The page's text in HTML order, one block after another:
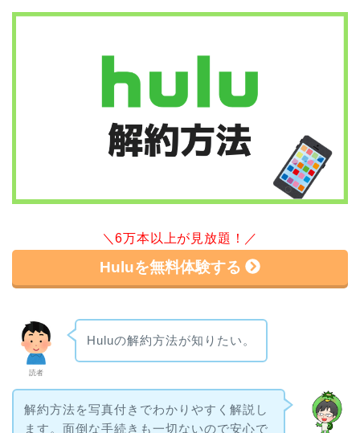
＼6万本以上が見放題！／
Huluを無料体験する
読者
Huluの解約方法が知りたい。
解約方法を写真付きでわかりやすく解説し
ます。面倒な手続きも一切ないので安心で